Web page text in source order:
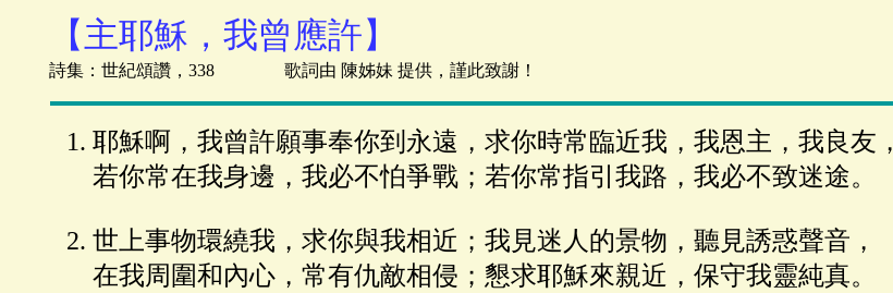
【主耶穌，我曾應許】
詩集：世紀頌讚，338 歌詞由 陳姊妹 提供，謹此致謝！
耶穌啊，我曾許願事奉你到永遠，求你時常臨近我，我恩主，我良友，
若你常在我身邊，我必不怕爭戰；若你常指引我路，我必不致迷途。
世上事物環繞我，求你與我相近；我見迷人的景物，聽見誘惑聲音，
在我周圍和內心，常有仇敵相侵；懇求耶穌來親近，保守我靈純真。